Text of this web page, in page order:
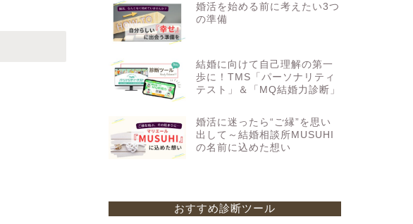
婚活を始める前に考えたい3つ
の準備
結婚に向けて自己理解の第一
歩に！TMS「パーソナリティ
テスト」＆「MQ結婚力診断」
婚活に迷ったら“ご縁”を思い
出して～結婚相談所MUSUHI
の名前に込めた想い
おすすめ診断ツール